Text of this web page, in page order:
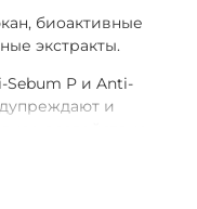
биоактивные
экстракты.
P и Anti-
и